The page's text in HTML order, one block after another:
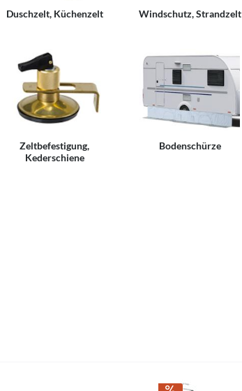
Duschzelt, Küchenzelt Windschutz, Strandzelt
Zeltbefestigung,
Kederschiene
Bodenschürze